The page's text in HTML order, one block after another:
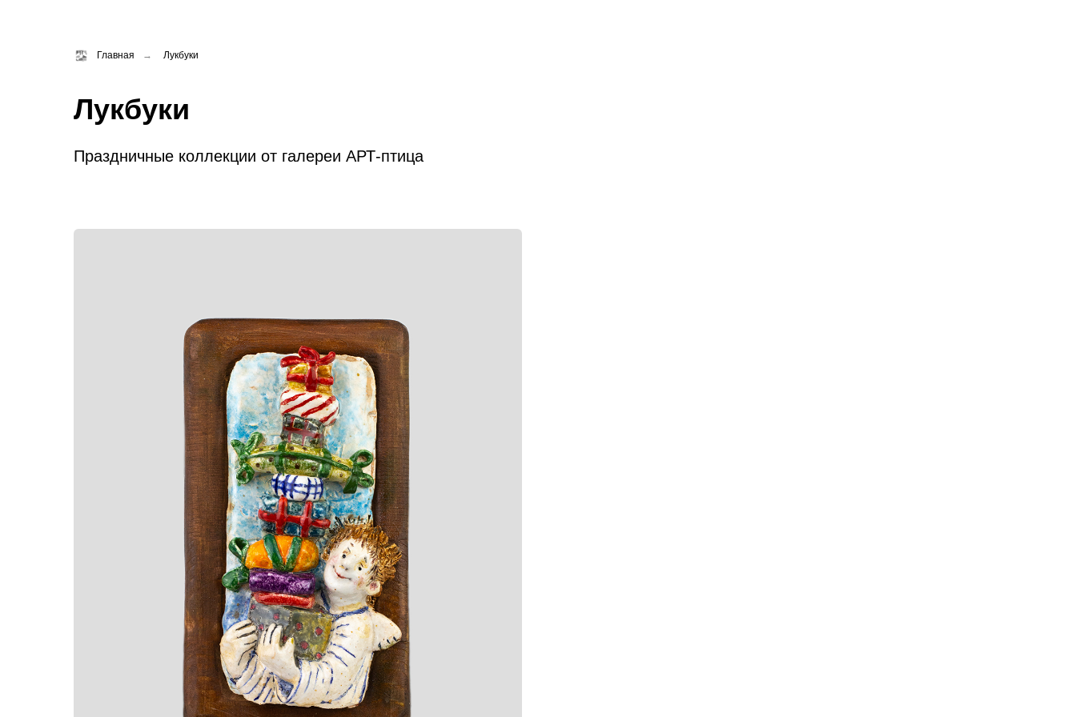
Главная → Лукбуки
Лукбуки
Праздничные коллекции от галереи АРТ-птица